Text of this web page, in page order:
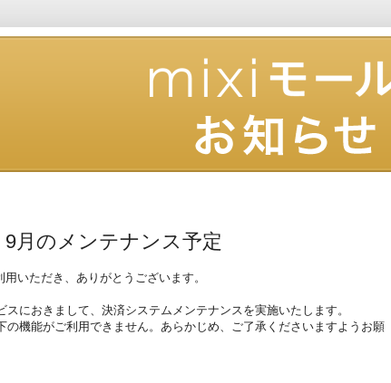
月のメンテナンス予定
いただき、ありがとうございます。
スにおきまして、決済システムメンテナンスを実施いたします。
の機能がご利用できません。あらかじめ、ご了承くださいますようお願